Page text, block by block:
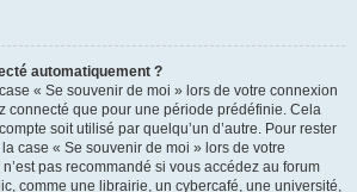
automatiquement ?
« Se souvenir de moi » lors de votre connexion
connecté que pour une période prédéfinie. Cela
soit utilisé par quelqu’un d’autre. Pour rester
case « Se souvenir de moi » lors de votre
pas recommandé si vous accédez au forum
comme une librairie, un cybercafé, une université,